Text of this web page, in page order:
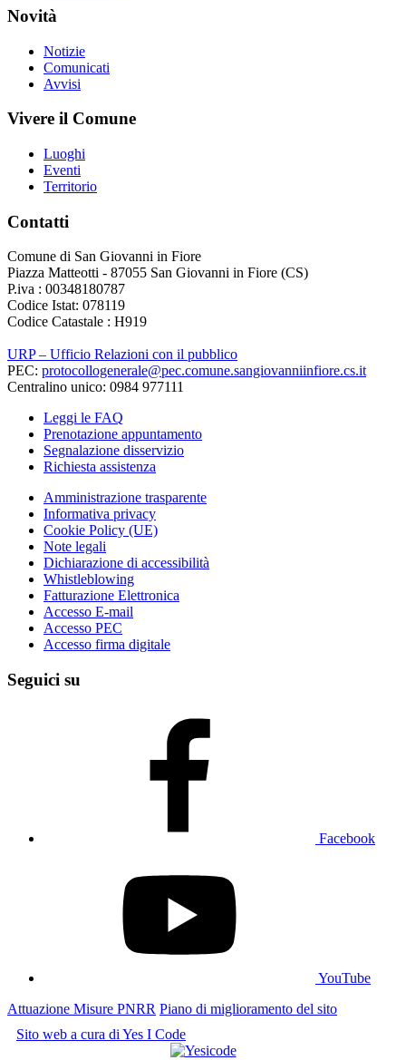
Novità
Notizie
Comunicati
Avvisi
Vivere il Comune
Luoghi
Eventi
Territorio
Contatti
Comune di San Giovanni in Fiore
Piazza Matteotti - 87055 San Giovanni in Fiore (CS)
P.iva : 00348180787
Codice Istat: 078119
Codice Catastale : H919
URP – Ufficio Relazioni con il pubblico
PEC: protocollogenerale@pec.comune.sangiovanniinfiore.cs.it
Centralino unico: 0984 977111
Leggi le FAQ
Prenotazione appuntamento
Segnalazione disservizio
Richiesta assistenza
Amministrazione trasparente
Informativa privacy
Cookie Policy (UE)
Note legali
Dichiarazione di accessibilità
Whistleblowing
Fatturazione Elettronica
Accesso E-mail
Accesso PEC
Accesso firma digitale
Seguici su
Facebook
YouTube
Attuazione Misure PNRR Piano di miglioramento del sito
Sito web a cura di Yes I Code